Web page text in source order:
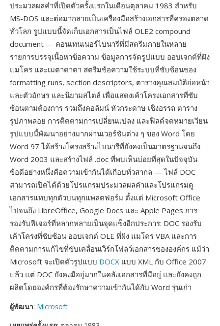
ประมวลผลคำที่เปิดตัวครั้งแรกในเดือนตุลาคม 1983 สำหรับ
MS-DOS และต่อมากลายเป็นเครื่องมือสร้างเอกสารที่ครองตลาด
ทั่วโลก รูปแบบนี้จัดเก็บเอกสารเป็นไฟล์ OLE2 compound
document — คอนเทนเนอร์ไบนารีที่มีสตรีมภายในหลาย
รายการบรรจุเนื้อหาข้อความ ข้อมูลการจัดรูปแบบ ออบเจกต์ที่ฝัง
แมโคร และเมตาดาตา สตรีมข้อความใช้ระบบที่ซับซ้อนของ
formatting runs, section descriptors, ตารางคุณสมบัติย่อหน้า
และตัวอักษร และนิยามสไตล์ เพื่อแสดงเค้าโครงเอกสารที่ซับ
ซ้อนตามต้องการ รวมถึงคอลัมน์ หัวกระดาษ เชิงอรรถ ตาราง
รูปภาพลอย การติดตามการเปลี่ยนแปลง และฟิลด์จดหมายเวียน
รูปแบบนี้พัฒนาอย่างมากผ่านเวอร์ชันต่าง ๆ ของ Word โดย
Word 97 ได้สร้างโครงสร้างไบนารีที่ยังคงเป็นมาตรฐานจนถึง
Word 2003 และสร้างไฟล์ .doc ที่พบเห็นบ่อยที่สุดในปัจจุบัน
ข้อดีอย่างหนึ่งคือความเข้ากันได้เกือบทั่วสากล — ไฟล์ DOC
สามารถเปิดได้ด้วยโปรแกรมประมวลผลคำและโปรแกรมดู
เอกสารแทบทุกตัวบนทุกแพลตฟอร์ม ตั้งแต่ Microsoft Office
ไปจนถึง LibreOffice, Google Docs และ Apple Pages การ
รองรับฟีเจอร์ที่หลากหลายเป็นจุดแข็งอีกประการ: DOC รองรับ
เค้าโครงที่ซับซ้อน ออบเจกต์ OLE ที่ฝัง แมโคร VBA และการ
ติดตามการแก้ไขที่ขับเคลื่อนเวิร์กโฟลว์เอกสารขององค์กร แม้ว่า
Microsoft จะเปิดตัวรูปแบบ DOCX แบบ XML กับ Office 2007
แล้ว แต่ DOC ยังคงมีอยู่มากในคลังเอกสารที่มีอยู่ และยังคงถูก
ผลิตโดยองค์กรที่ต้องรักษาความเข้ากันได้กับ Word รุ่นเก่า
ผู้พัฒนา: Microsoft